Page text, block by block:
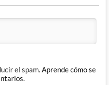
el spam.Aprende cómo se